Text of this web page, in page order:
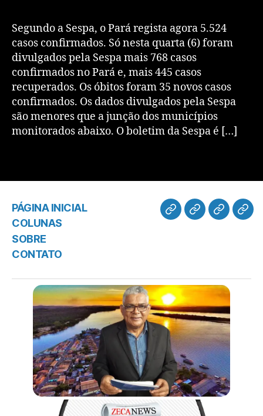
Segundo a Sespa, o Pará regista agora 5.524
casos confirmados. Só nesta quarta (6) foram
divulgados pela Sespa mais 768 casos
confirmados no Pará e, mais 445 casos
recuperados. Os óbitos foram 35 novos casos
confirmados. Os dados divulgados pela Sespa
são menores que a junção dos municípios
monitorados abaixo. O boletim da Sespa é […]
PÁGINA INICIAL
COLUNAS
SOBRE
CONTATO